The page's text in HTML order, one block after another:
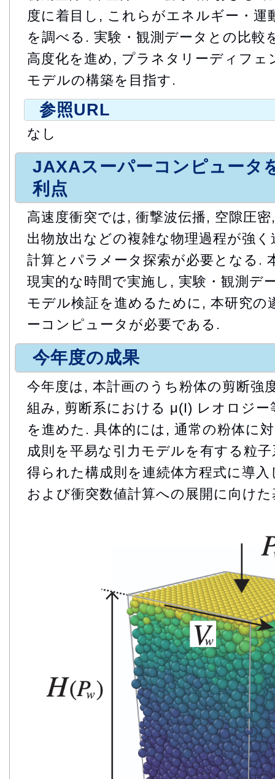
度に着目し, これらがエネルギー・運
を調べる. 実験・観測データとの比較
高度化を進め, プラネタリーディフェ
モデルの構築を目指す.
参照URL
なし
JAXAスーパーコンピュータ
利点
高速度衝突では, 衝撃波伝播, 空隙圧
出物放出などの複雑な物理過程が強
計算とパラメータ探索が必要となる.
現実的な時間で実施し, 実験・観測デ
モデル検証を進めるために, 本研究の
ーコンピュータが必要である.
今年度の成果
今年度は, 本計画のうち粉体の剪断強
組み, 剪断系における μ(I) レオロジー
を進めた. 具体的には, 通常の粉体に
成則を平易な引力モデルを有する粒
得られた構成則を連続体方程式に導
および衝突数値計算への展開に向け